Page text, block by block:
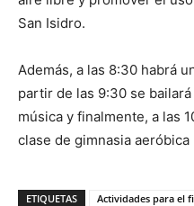
San Isidro.
Además, a las 8:30 habrá
partir de las 9:30 se
música y finalmente, a las
clase de gimnasia aeróbica
ETIQUETAS Actividades para el